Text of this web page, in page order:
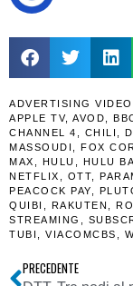
ADVERTISING
APPLE TV, AVOD,
CHANNEL 4 , CHILI ,
MASSOUDI , FOX
MAX , HULU , HULU
NETFLIX , OTT,
PEACOCK PAY,
QUIBI , RAKUTEN ,
STREAMING ,
TUBI , VIACOMCBS ,
PRECEDENTE